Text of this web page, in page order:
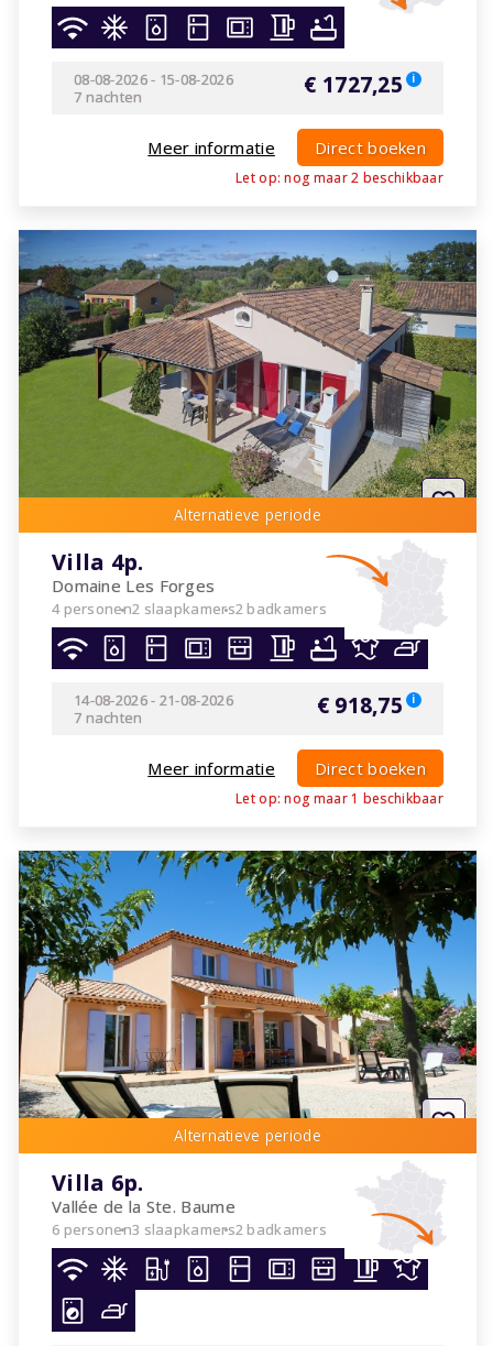
08-08-2026- 15-08-2026
7 nachten
€ 1727,25 i
Meer informatie Direct boeken
Let op: nog maar2 beschikbaar
Villa 4p.
Domaine Les Forges
4 personen2 slaapkamers2 badkamers
14-08-2026- 21-08-2026
7 nachten
€ 918,75 i
Meer informatie Direct boeken
Let op: nog maar1 beschikbaar
Villa 6p.
Vallée de la Ste. Baume
6 personen3 slaapkamers2 badkamers